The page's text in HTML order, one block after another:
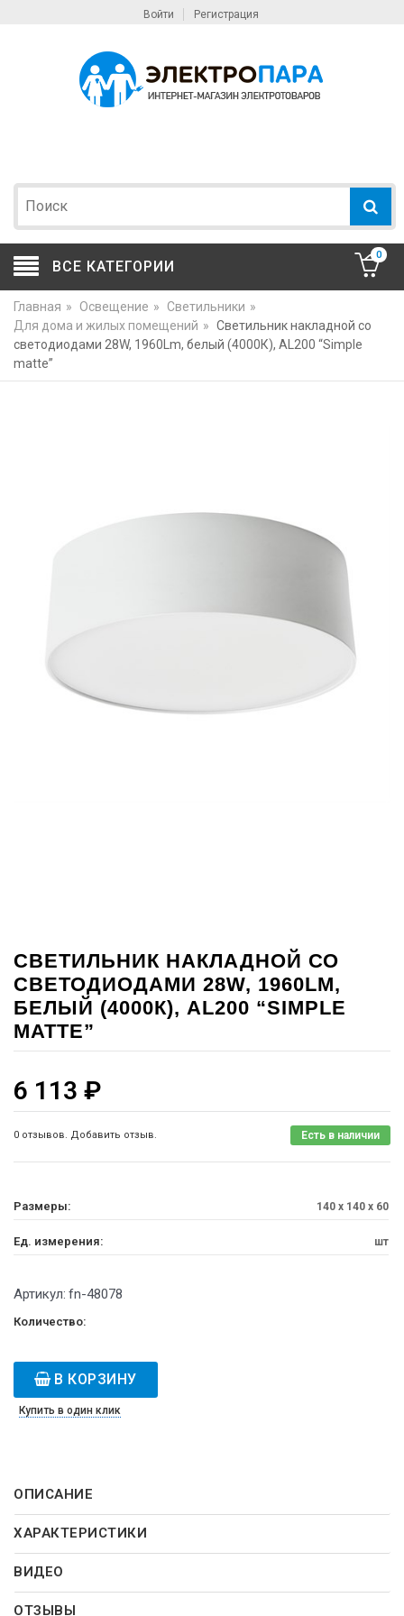
Войти Регистрация
ВСЕ КАТЕГОРИИ
0
Главная » Освещение » Светильники »
Для дома и жилых помещений » Светильник накладной со
светодиодами 28W, 1960Lm, белый (4000К), AL200 “Simple
matte”
СВЕТИЛЬНИК НАКЛАДНОЙ СО
СВЕТОДИОДАМИ 28W, 1960LM,
БЕЛЫЙ (4000К), AL200 “SIMPLE
MATTE”
6 113 ₽
0 отзывов. Добавить отзыв. Есть в наличии
Размеры: 140 x 140 x 60
Ед. измерения: шт
Артикул: fn-48078
Количество:
В КОРЗИНУ
Купить в один клик
ОПИСАНИЕ
ХАРАКТЕРИСТИКИ
ВИДЕО
ОТЗЫВЫ